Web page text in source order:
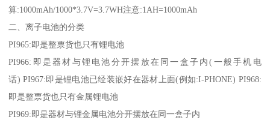
算:1000mAh/1000*3.7V=3.7WH注意:1AH=1000mAh
二、离子电池的分类
PI965:即是整票货也只有锂电池
PI966:即是器材与锂电池分开摆放在同一盒子内(一般手机电
话) PI967:即是锂电池已经装嵌好在器材上面(例如:I-PHONE) PI968:
即是整票货也只有金属锂电池
PI969:即是器材与锂金属电池分开摆放在同一盒子内